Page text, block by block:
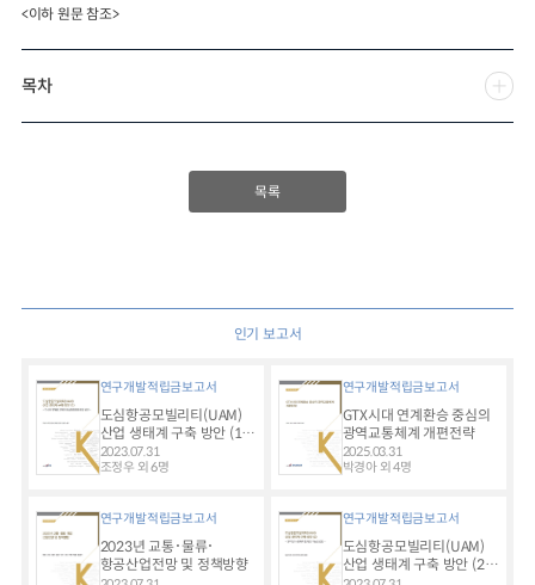
<이하 원문 참조>
목차
목록
인기 보고서
연구개발적립금보고서
도심항공모빌리티(UAM)
산업 생태계 구축 방안 (1) -
다수단 연계를 고려한
도심항공교통 도입 방안 -
2023.07.31
조정우 외 6명
연구개발적립금보고서
GTX시대 연계환승 중심의
광역교통체계 개편전략
2025.03.31
박경아 외 4명
연구개발적립금보고서
2023년 교통･물류･
항공산업전망 및 정책방향
연구개발적립금보고서
도심항공모빌리티(UAM)
산업 생태계 구축 방안 (2) -